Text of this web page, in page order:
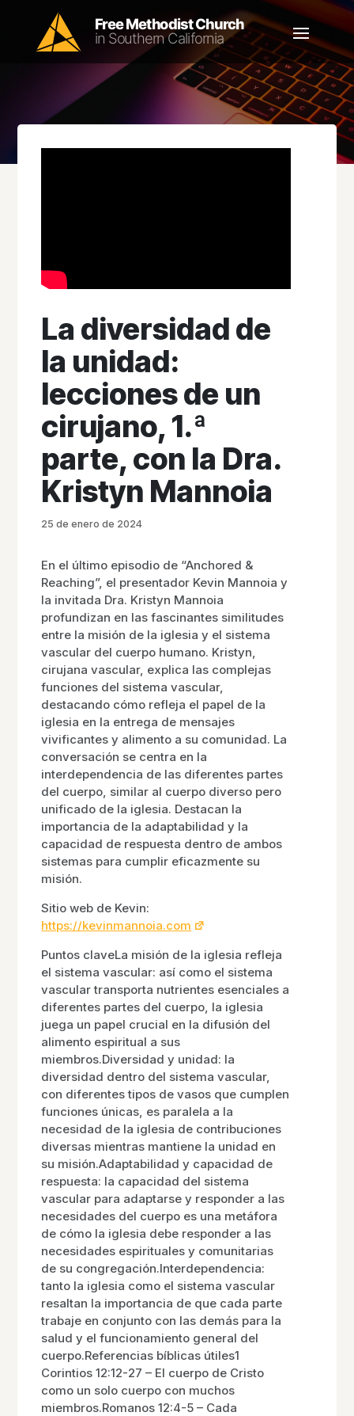
La diversidad de
la unidad:
lecciones de un
cirujano, 1.ª
parte, con la Dra.
Kristyn Mannoia
25 de enero de 2024
En el último episodio de “Anchored &
Reaching”, el presentador Kevin Mannoia y
la invitada Dra. Kristyn Mannoia
profundizan en las fascinantes similitudes
entre la misión de la iglesia y el sistema
vascular del cuerpo humano. Kristyn,
cirujana vascular, explica las complejas
funciones del sistema vascular,
destacando cómo refleja el papel de la
iglesia en la entrega de mensajes
vivificantes y alimento a su comunidad. La
conversación se centra en la
interdependencia de las diferentes partes
del cuerpo, similar al cuerpo diverso pero
unificado de la iglesia. Destacan la
importancia de la adaptabilidad y la
capacidad de respuesta dentro de ambos
sistemas para cumplir eficazmente su
misión.
Sitio web de Kevin:
https://kevinmannoia.com
Puntos claveLa misión de la iglesia refleja
el sistema vascular: así como el sistema
vascular transporta nutrientes esenciales a
diferentes partes del cuerpo, la iglesia
juega un papel crucial en la difusión del
alimento espiritual a sus
miembros.Diversidad y unidad: la
diversidad dentro del sistema vascular,
con diferentes tipos de vasos que cumplen
funciones únicas, es paralela a la
necesidad de la iglesia de contribuciones
diversas mientras mantiene la unidad en
su misión.Adaptabilidad y capacidad de
respuesta: la capacidad del sistema
vascular para adaptarse y responder a las
necesidades del cuerpo es una metáfora
de cómo la iglesia debe responder a las
necesidades espirituales y comunitarias
de su congregación.Interdependencia:
tanto la iglesia como el sistema vascular
resaltan la importancia de que cada parte
trabaje en conjunto con las demás para la
salud y el funcionamiento general del
cuerpo.Referencias bíblicas útiles1
Corintios 12:12-27 – El cuerpo de Cristo
como un solo cuerpo con muchos
miembros.Romanos 12:4-5 – Cada